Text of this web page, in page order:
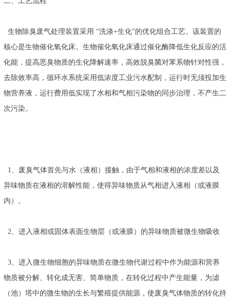
生物除臭废气处理装置采用 “洗涤+生化”的优化组合工艺。该装置的
核心是生物催化氧化床。生物催化氧化床通过催化酶降低生化反应的活
化能，提高恶臭物质的生化降解速率，高效脱臭菌对苯系物针对性强，
去除效率高，循环水系统采用低浓度工业污水配制，运行时无须投加生
物营养液，运行费用低实现了水相和气相污染物的同步治理，不产生二
次污染。
1、废臭气体首先与水（液相）接触，由于气相和液相的浓度差以及
异味物质在液相的溶解性能，使得异味物质从气相进入液相（或液膜
内）。
2、进入液相或固体表面生物层（或液膜）的异味物质被微生物吸收
3、进入微生物细胞的异味物质在微生物代谢过程中作为能源和营养
物质被分解、转化成无害、简单物质，在转化过程中产生能量，为滤
（池）塔中的微生物的生长与繁殖提供能源，使废臭气体物质的转化持